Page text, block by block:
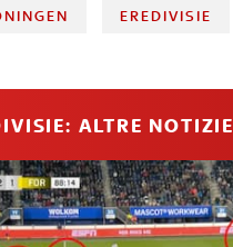
EREDIVISIE
ALTRE NOTIZIE